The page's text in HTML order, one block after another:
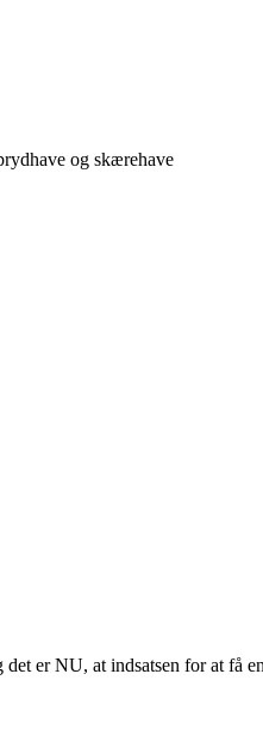
og skærehave
er NU, at indsatsen for at få